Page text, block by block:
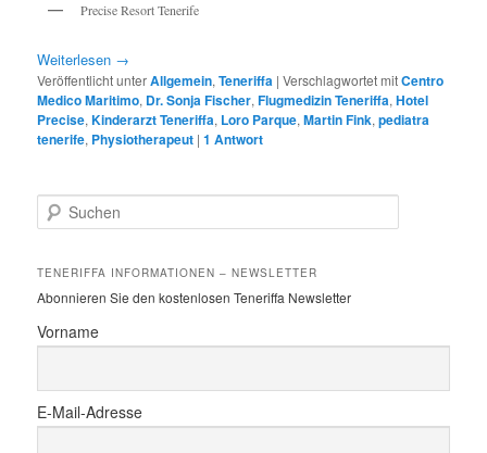
Precise Resort Tenerife
Weiterlesen →
Veröffentlicht unterAllgemein,Teneriffa |Verschlagwortet mitCentro
Medico Maritimo, Dr. Sonja Fischer,Flugmedizin Teneriffa,Hotel
Precise,Kinderarzt Teneriffa, Loro Parque,Martin Fink,pediatra
tenerife, Physiotherapeut |1 Antwort
u
h
n
TENERIFFA INFORMATIONEN – NEWSLETTER
Abonnieren Sie den kostenlosen Teneriffa Newsletter
Vorname
E-Mail-Adresse